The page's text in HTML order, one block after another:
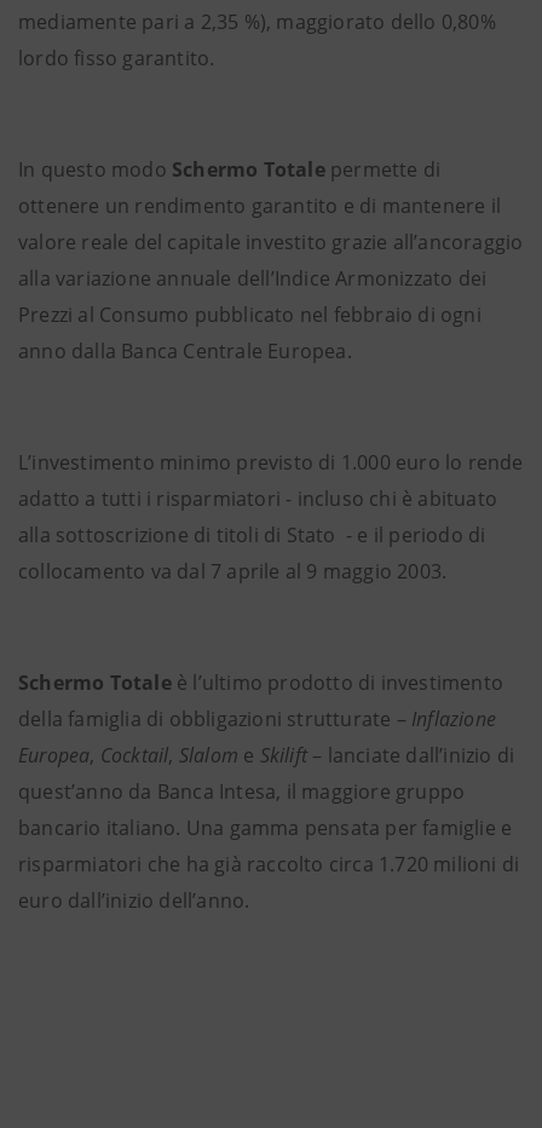
mediamente pari a 2,35 %), maggiorato dello 0,80%
lordo fisso garantito.
In questo modo Schermo Totalepermette di
ottenere un rendimento garantito e di mantenere il
valore reale del capitale investito grazie all’ancoraggio
alla variazione annuale dell’Indice Armonizzato dei
Prezzi al Consumo pubblicato nel febbraio di ogni
anno dalla Banca Centrale Europea.
L’investimento minimo previsto di 1.000 euro lo rende
adatto a tutti i risparmiatori - incluso chi è abituato
alla sottoscrizione di titoli di Stato - e il periodo di
collocamento va dal 7 aprile al 9 maggio 2003.
Schermo Totaleè l’ultimo prodotto di investimento
della famiglia di obbligazioni strutturate – Inflazione
Europea, Cocktail, Slalom e Skilift– lanciate dall’inizio di
quest’anno da Banca Intesa, il maggiore gruppo
bancario italiano. Una gamma pensata per famiglie e
risparmiatori che ha già raccolto circa 1.720 milioni di
euro dall’inizio dell’anno.